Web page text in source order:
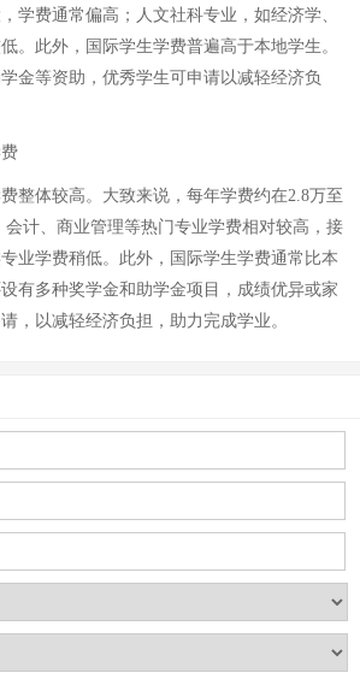
学费通常偏高；人文社科专业，如经济学、
。此外，国际学生学费普遍高于本地学生。
金等资助，优秀学生可申请以减轻经济负
整体较高。大致来说，每年学费约在2.8万至
会计、商业管理等热门专业学费相对较高，接
业学费稍低。此外，国际学生学费通常比本
有多种奖学金和助学金项目，成绩优异或家
，以减轻经济负担，助力完成学业。